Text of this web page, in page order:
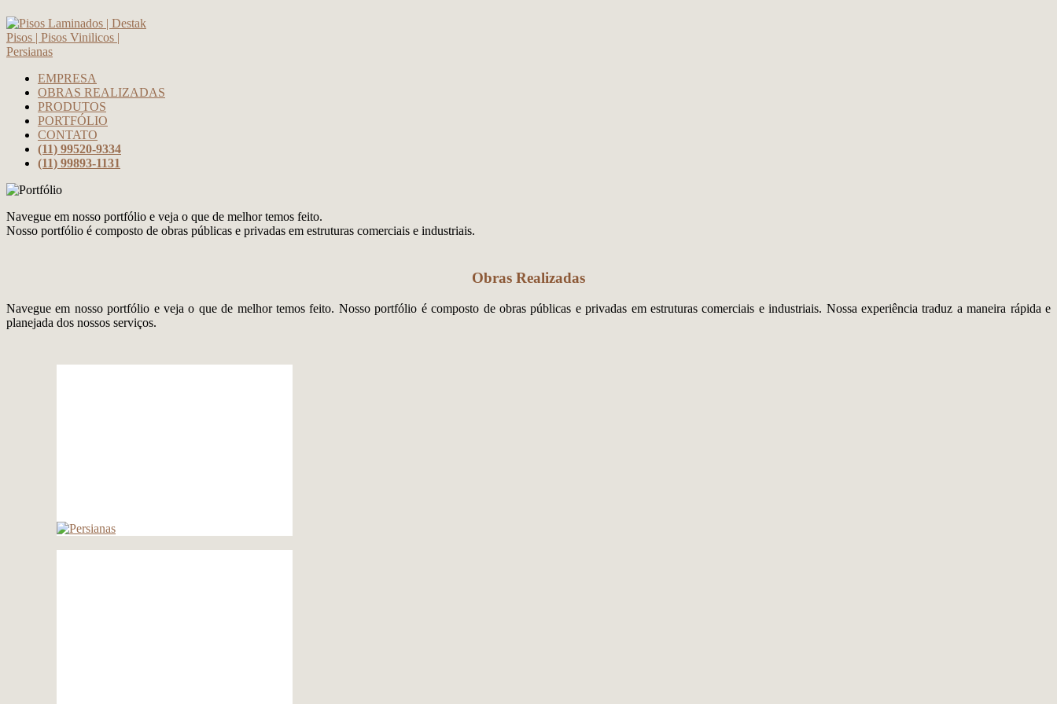
EMPRESA
OBRAS REALIZADAS
PRODUTOS
PORTFÓLIO
CONTATO
(11) 99520-9334
(11) 99893-1131
Navegue em nosso portfólio e veja o que de melhor temos feito.
Nosso portfólio é composto de obras públicas e privadas em estruturas comerciais e industriais.
Obras Realizadas
Navegue em nosso portfólio e veja o que de melhor temos feito. Nosso portfólio é composto de obras públicas e privadas em estruturas comerciais e industriais. Nossa experiência traduz a maneira rápida e
planejada dos nossos serviços.